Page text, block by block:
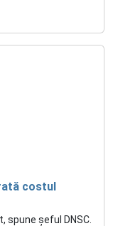
costul
spune șeful DNSC.